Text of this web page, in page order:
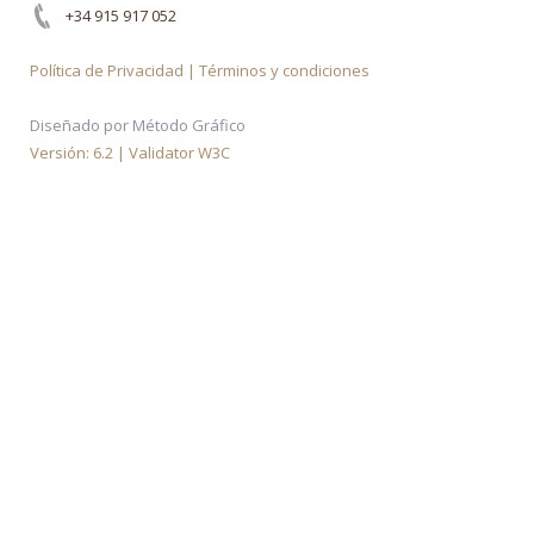
+34 915 917 052
Política de Privacidad | Términos y condiciones
Diseñado por Método Gráfico
Versión: 6.2 | Validator W3C